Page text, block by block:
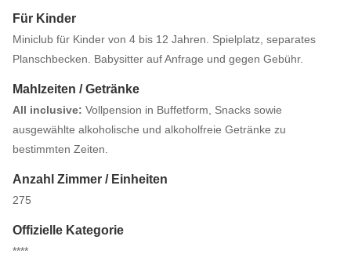
Für Kinder
Miniclub für Kinder von 4 bis 12 Jahren. Spielplatz, separates
Planschbecken. Babysitter auf Anfrage und gegen Gebühr.
Mahlzeiten / Getränke
All inclusive: Vollpension in Buffetform, Snacks sowie
ausgewählte alkoholische und alkoholfreie Getränke zu
bestimmten Zeiten.
Anzahl Zimmer / Einheiten
275
Offizielle Kategorie
****